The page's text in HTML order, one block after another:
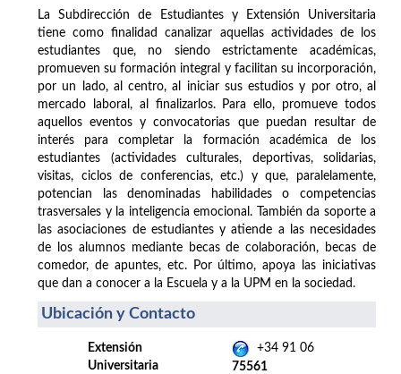
La Subdirección de Estudiantes y Extensión Universitaria
tiene como finalidad canalizar aquellas actividades de los
estudiantes que, no siendo estrictamente académicas,
promueven su formación integral y facilitan su incorporación,
por un lado, al centro, al iniciar sus estudios y por otro, al
mercado laboral, al finalizarlos. Para ello, promueve todos
aquellos eventos y convocatorias que puedan resultar de
interés para completar la formación académica de los
estudiantes (actividades culturales, deportivas, solidarias,
visitas, ciclos de conferencias, etc.) y que, paralelamente,
potencian las denominadas habilidades o competencias
trasversales y la inteligencia emocional. También da soporte a
las asociaciones de estudiantes y atiende a las necesidades
de los alumnos mediante becas de colaboración, becas de
comedor, de apuntes, etc. Por último, apoya las iniciativas
que dan a conocer a la Escuela y a la UPM en la sociedad.
Ubicación y Contacto
Extensión
Universitaria
+34 91 06
75561